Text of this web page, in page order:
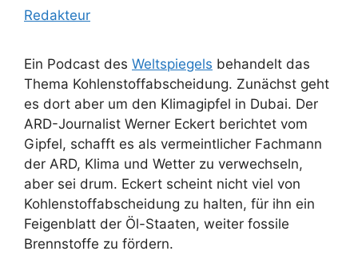
Redakteur
Ein Podcast des Weltspiegels behandelt das
Thema Kohlenstoffabscheidung. Zunächst geht
es dort aber um den Klimagipfel in Dubai. Der
ARD-Journalist Werner Eckert berichtet vom
Gipfel, schafft es als vermeintlicher Fachmann
der ARD, Klima und Wetter zu verwechseln,
aber sei drum. Eckert scheint nicht viel von
Kohlenstoffabscheidung zu halten, für ihn ein
Feigenblatt der Öl-Staaten, weiter fossile
Brennstoffe zu fördern.